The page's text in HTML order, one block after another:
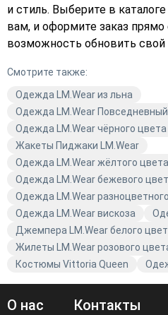
и стиль. Выберите в
вам, и оформите заказ прямо
возможность обновить
вашим любимым, и добавьте
Качественные материалы и
делают каждую вещь
доставкой и наслаждайтесь
Avaro.
Смотрите также:
Одежда LM.Wear из льна
Одежда LM.Wear Повседневный
Одежда LM.Wear чёрного цвета
Жакеты Пиджаки LM.Wear
Одежда LM.Wear жёлтого цвета
Одежда LM.Wear бежевого
Одежда LM.Wear
Одежда LM.Wear вискоза
Джемпера LM.Wear белого
Жилеты LM.Wear розового
Костюмы Vittoria Queen
О нас Контакты